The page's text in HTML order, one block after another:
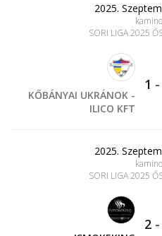
2025.
SORI LIGA 2025
KŐBÁNYAI UKRÁNOK -
ILICO KFT
1 -
2025.
SORI LIGA 2025
2 -